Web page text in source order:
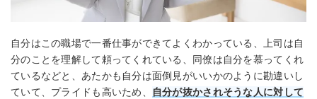
自分はこの職場で一番仕事ができてよくわかっている、上司は自
分のことを理解して頼ってくれている、同僚は自分を慕ってくれ
ているなどと、あたかも自分は面倒見がいいかのように勘違いし
ていて、プライドも高いため、
自分が抜かされそうな人に対して